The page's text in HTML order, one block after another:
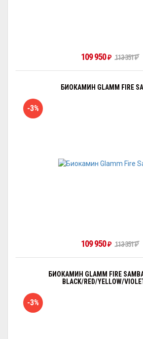
109 950₽ 113 351₽
БИОКАМИН GLAMM FIRE
-3%
109 950₽ 113 351₽
БИОКАМИН GLAMM FIRE
BLACK/RED/YELLOW/
-3%